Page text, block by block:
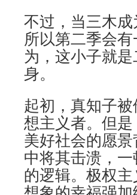
不过，当三木
所以第二季会
为，这小子就
身。
起初，真知子
想主义者。但
美好社会的愿
中将其击溃，
的逻辑。极权